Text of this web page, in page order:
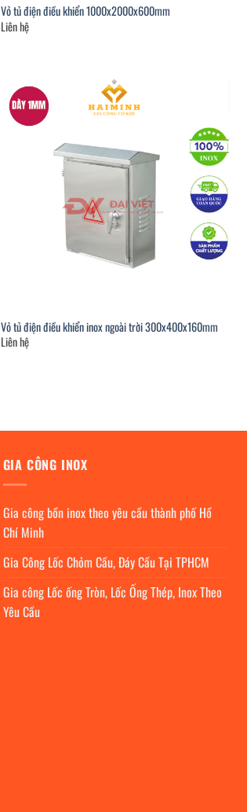
Vỏ tủ điện điều khiển 1000x2000x600mm
Liên hệ
Vỏ tủ điện điều khiển inox ngoài trời 300x400x160mm
Liên hệ
GIA CÔNG INOX
Gia công bồn inox theo yêu cầu thành phố Hồ
Chí Minh
Gia Công Lốc Chỏm Cầu, Đáy Cầu Tại TPHCM
Gia công Lốc ống Tròn, Lốc Ống Thép, Inox Theo
Yêu Cầu